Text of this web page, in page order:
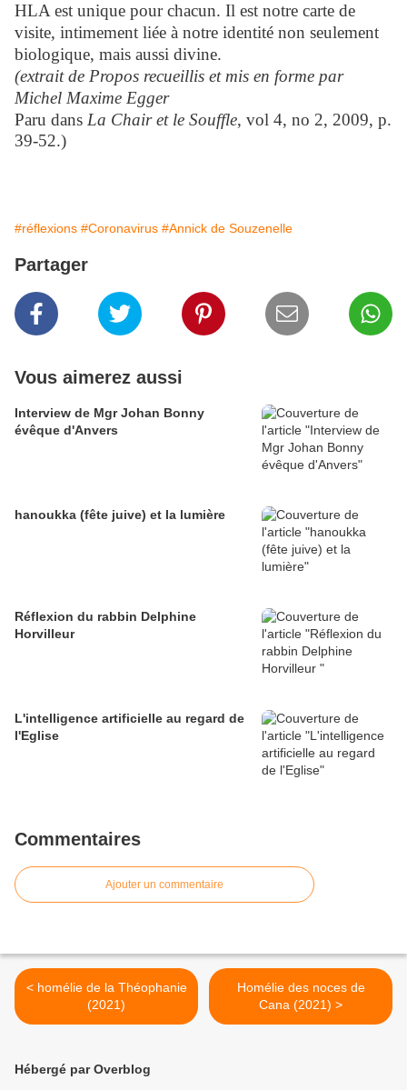
HLA est unique pour chacun. Il est notre carte de
visite, intimement liée à notre identité non seulement
biologique, mais aussi divine.
(extrait de Propos recueillis et mis en forme par
Michel Maxime Egger
Paru dans La Chair et le Souffle, vol 4, no 2, 2009, p.
39-52.)
#réflexions #Coronavirus #Annick de Souzenelle
Partager
Vous aimerez aussi
Interview de Mgr Johan Bonny
évêque d'Anvers
hanoukka (fête juive) et la lumière
Réflexion du rabbin Delphine
Horvilleur
L'intelligence artificielle au regard de
l'Eglise
Commentaires
Ajouter un commentaire
< homélie de la Théophanie
(2021)
Homélie des noces de
Cana (2021) >
Hébergé par Overblog